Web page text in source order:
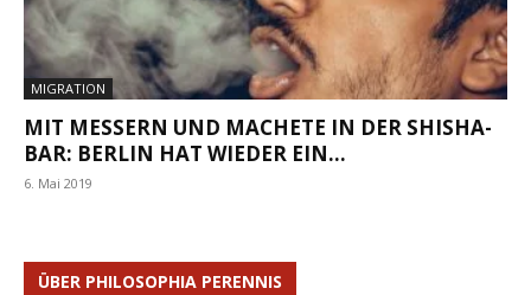
MIGRATION
MIT MESSERN UND MACHETE IN DER SHISHA-
BAR: BERLIN HAT WIEDER EIN...
6. Mai 2019
ÜBER PHILOSOPHIA PERENNIS